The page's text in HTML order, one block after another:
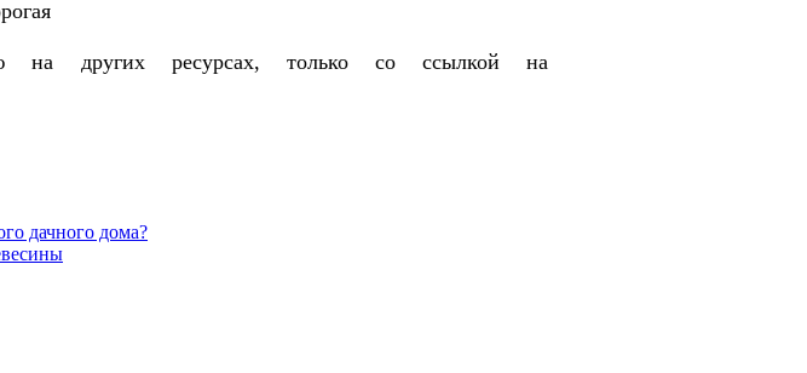
на других ресурсах, только со ссылкой на
дачного дома?